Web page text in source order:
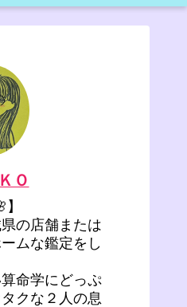
Ｏ
の店舗または
ムな鑑定をし
命学にどっぷ
クな２人の息